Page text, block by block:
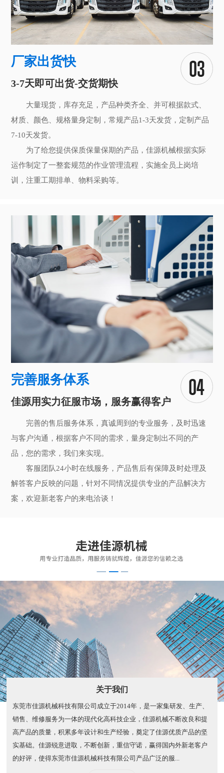
厂家出货快
3-7天即可出货-交货期快
大量现货，库存充足，产品种类齐全、并可根据款式、
材质、颜色、规格量身定制，常规产品1-3天发货，定制产品
7-10天发货。
为了给您提供保质保量保期的产品，佳源机械根据实际
运作制定了一整套规范的作业管理流程，实施全员上岗培
训，注重工期排单、物料采购等。
完善服务体系
佳源用实力征服市场，服务赢得客户
完善的售后服务体系，真诚周到的专业服务，及时迅速
与客户沟通，根据客户不同的需求，量身定制出不同的产
品，您的需求，我们来实现。
客服团队24小时在线服务，产品售后有保障及时处理及
解答客户反映的问题，针对不同情况提供专业的产品解决方
案，欢迎新老客户的来电洽谈！
关于我们
东莞市佳源机械科技有限公司成立于2014年，是一家集研发、生产、
销售、维修服务为一体的现代化高科技企业，佳源机械不断改良和提
高产品的质量，积累多年设计和生产经验，奠定了佳源优质产品的坚
实基础。佳源锐意进取，不断创新，重信守诺，赢得国内外新老客户
的好评，使得东莞市佳源机械科技有限公司产品广泛的服...